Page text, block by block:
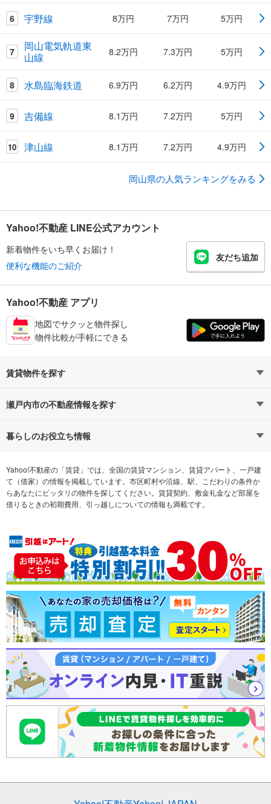
6 宇野線 8万円 7万円 5万円
7
岡山電気軌道東
山線
8.2万円 7.3万円 5万円
8 水島臨海鉄道 6.9万円 6.2万円 4.9万円
9 吉備線 8.1万円 7.2万円 5万円
10 津山線 8.1万円 7.2万円 4.9万円
岡山県の人気ランキングをみる
Yahoo!不動産 LINE公式アカウント
新着物件をいち早くお届け！
便利な機能のご紹介
友だち追加
Yahoo!不動産 アプリ
地図でサクッと物件探し
物件比較が手軽にできる
賃貸物件を探す
路線・駅から探す
通勤時間から探す
不動産会社から探す 希望の条件から探す
テーマから探す ランキングから探す
瀬戸内市の不動産情報を探す
不動産・住宅
新築マンション 中古マンション
新築一戸建て 中古一戸建て
売却査定
暮らしのお役立ち情報
マンションカタログ 教えて！住まいの先生
Yahoo!不動産の「賃貸」では、全国の賃貸マンション、賃貸アパート、一戸建
て（借家）の情報を掲載しています。市区町村や沿線、駅、こだわりの条件か
らあなたにピッタリの物件を探してください。賃貸契約、敷金礼金など部屋を
借りるときの初期費用、引っ越しについての情報も満載です。